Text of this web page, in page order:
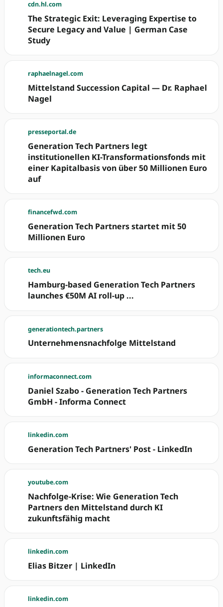
cdn.hl.com
The Strategic Exit: Leveraging Expertise to
Secure Legacy and Value | German Case
Study
raphaelnagel.com
Mittelstand Succession Capital — Dr. Raphael
Nagel
presseportal.de
Generation Tech Partners legt
institutionellen KI-Transformationsfonds mit
einer Kapitalbasis von über 50 Millionen Euro
auf
financefwd.com
Generation Tech Partners startet mit 50
Millionen Euro
tech.eu
Hamburg-based Generation Tech Partners
launches €50M AI roll-up ...
generationtech.partners
Unternehmensnachfolge Mittelstand
informaconnect.com
Daniel Szabo - Generation Tech Partners
GmbH - Informa Connect
linkedin.com
Generation Tech Partners' Post - LinkedIn
youtube.com
Nachfolge-Krise: Wie Generation Tech
Partners den Mittelstand durch KI
zukunftsfähig macht
linkedin.com
Elias Bitzer | LinkedIn
linkedin.com